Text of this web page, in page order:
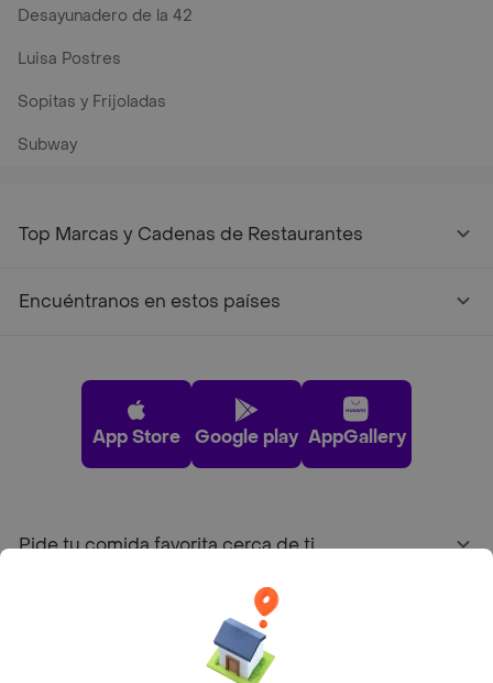
Desayunadero de la 42
Luisa Postres
Sopitas y Frijoladas
Subway
Top Marcas y Cadenas de Restaurantes
Encuéntranos en estos países
App Store Google play AppGallery
Pide tu comida favorita cerca de ti